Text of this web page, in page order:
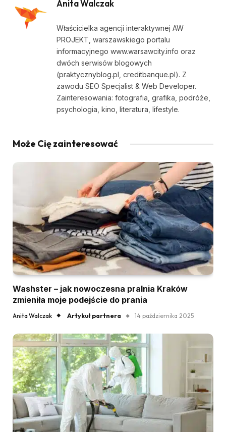
Anita Walczak
Właścicielka agencji interaktywnej AW
PROJEKT, warszawskiego portalu
informacyjnego www.warsawcity.info oraz
dwóch serwisów blogowych
(praktycznyblog.pl, creditbanque.pl). Z
zawodu SEO Specjalist & Web Developer.
Zainteresowania: fotografia, grafika, podróże,
psychologia, kino, literatura, lifestyle.
Może Cię zainteresować
Washster – jak nowoczesna pralnia Kraków
zmieniła moje podejście do prania
Anita Walczak Artykuł partnera 14 października 2025